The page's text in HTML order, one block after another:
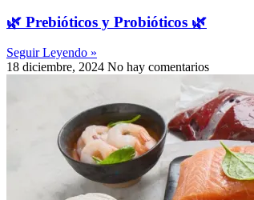
🌿 Prebióticos y Probióticos 🌿
Seguir Leyendo »
18 diciembre, 2024 No hay comentarios